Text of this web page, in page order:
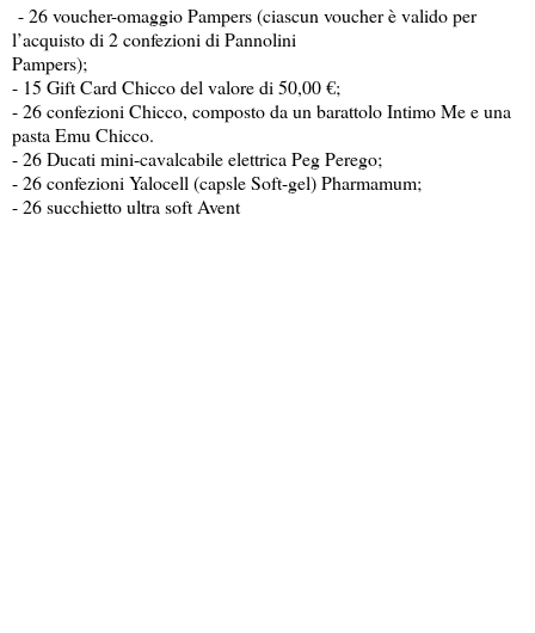
- 26 voucher-omaggio Pampers (ciascun voucher è valido per
l’acquisto di 2 confezioni di Pannolini
Pampers);
- 15 Gift Card Chicco del valore di 50,00 €;
- 26 confezioni Chicco, composto da un barattolo Intimo Me e una
pasta Emu Chicco.
- 26 Ducati mini-cavalcabile elettrica Peg Perego;
- 26 confezioni Yalocell (capsle Soft-gel) Pharmamum;
- 26 succhietto ultra soft Avent